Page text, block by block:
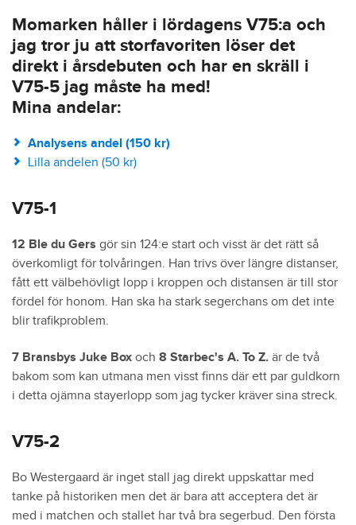
Momarken håller i lördagens V75:a och
jag tror ju att storfavoriten löser det
direkt i årsdebuten och har en skräll i
V75-5 jag måste ha med!
Mina andelar:
Analysens andel (150 kr)
Lilla andelen (50 kr)
V75-1
12 Ble du Gers gör sin 124:e start och visst är det rätt så
överkomligt för tolvåringen. Han trivs över längre distanser,
fått ett välbehövligt lopp i kroppen och distansen är till stor
fördel för honom. Han ska ha stark segerchans om det inte
blir trafikproblem.
7 Bransbys Juke Box och 8 Starbec's A. To Z. är de två
bakom som kan utmana men visst finns där ett par guldkorn
i detta ojämna stayerlopp som jag tycker kräver sina streck.
V75-2
Bo Westergaard är inget stall jag direkt uppskattar med
tanke på historiken men det är bara att acceptera det är
med i matchen och stallet har två bra segerbud. Den första